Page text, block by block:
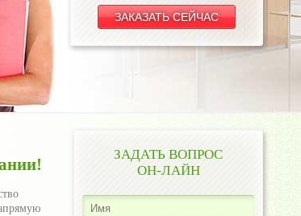
ЗАДАТЬ ВОПРОС
ОН-ЛАЙН